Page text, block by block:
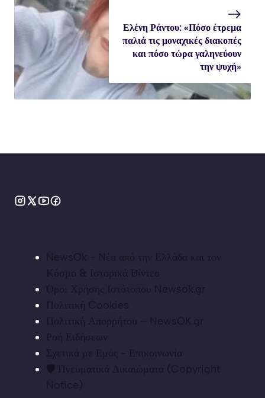
Ελένη Ράντου: «Πόσο έτρεμα
παλιά τις μοναχικές διακοπές
και πόσο τώρα γαληνεύουν
την ψυχή»
NewsOk - Νέα από την Ελλάδα και τον
Κόσμο & Ιστορικά Βίντεο
Όροι Χρήσης Ιστότοπου Newsok.gr
Πολιτική Cookies
Πολιτική Απορρήτου – NewsOK.gr
Ροή Ειδήσεων
Σχετικά με Εμάς - Επικοινωνία
🛡️ Πνευματικά Δικαιώματα (Copyright
Notice)